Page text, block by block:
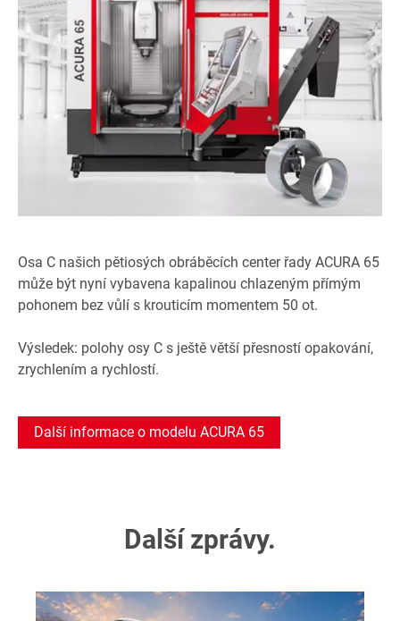
Osa C našich pětiosých obráběcích center řady ACURA 65
může být nyní vybavena kapalinou chlazeným přímým
pohonem bez vůlí s krouticím momentem 50 ot.
Výsledek: polohy osy C s ještě větší přesností opakování,
zrychlením a rychlostí.
Další informace o modelu ACURA 65
Další zprávy.